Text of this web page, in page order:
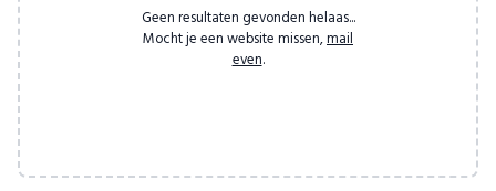
Geen resultaten gevonden helaas...
Mocht je een website missen, mail
even.